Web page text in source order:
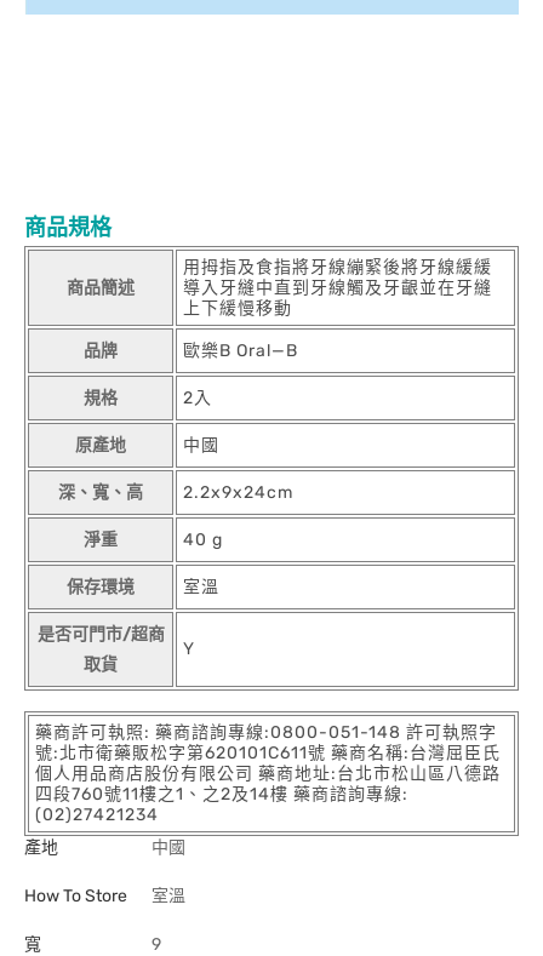
商品規格
商品簡述
用拇指及食指將牙線繃緊後將牙線緩緩
導入牙縫中直到牙線觸及牙齦並在牙縫
上下緩慢移動
品牌 歐樂B Oral—B
規格 2入
原產地 中國
深、寬、高 2.2x9x24cm
淨重 40 g
保存環境 室溫
是否可門市/超商
取貨
Y
藥商許可執照: 藥商諮詢專線:0800-051-148 許可執照字
號:北市衛藥販松字第620101C611號 藥商名稱:台灣屈臣氏
個人用品商店股份有限公司 藥商地址:台北市松山區八德路
四段760號11樓之1、之2及14樓 藥商諮詢專線:
(02)27421234
產地
中國
How To Store 室溫
寬 9